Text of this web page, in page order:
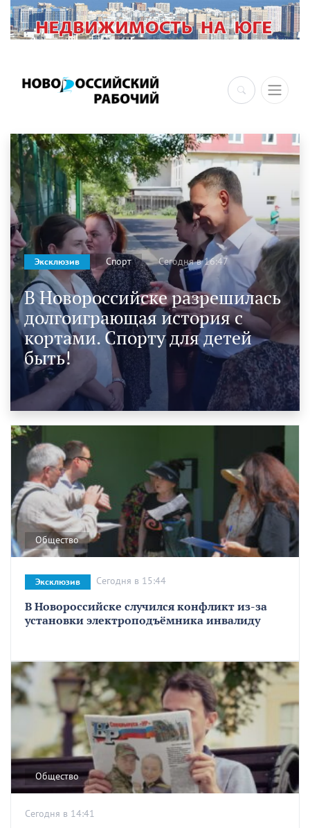
×
В Новороссийске разрешилась
долгоиграющая история с
кортами. Спорту для детей
быть!
Эксклюзив Спорт Сегодня в 16:47
Общество
В Новороссийске случился конфликт из-за
установки электроподъёмника инвалиду
Эксклюзив Сегодня в 15:44
Общество
Сегодня в 14:41